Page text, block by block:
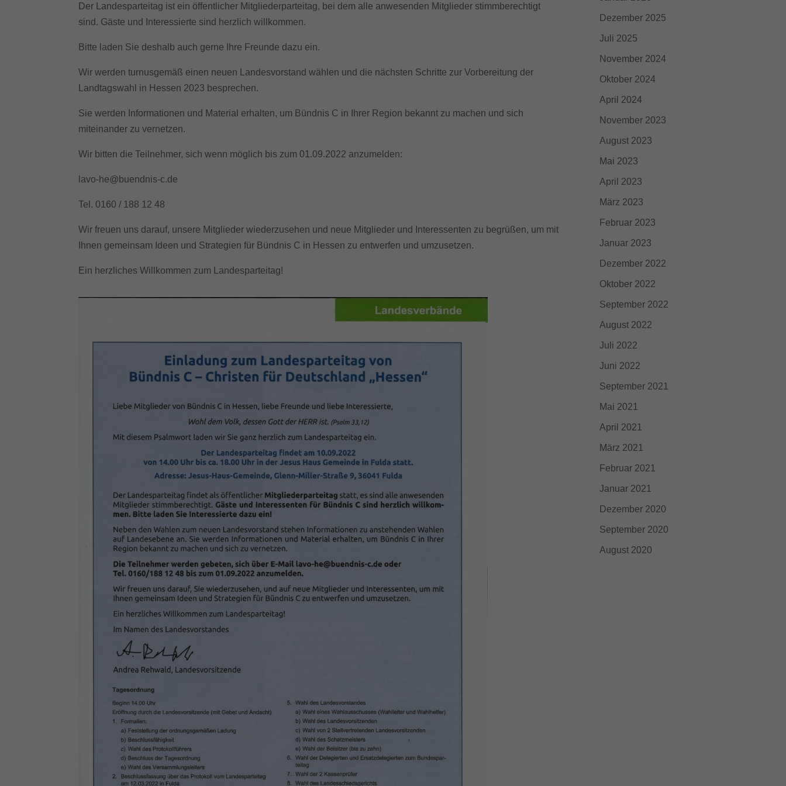
Der Landesparteitag ist ein öffentlicher Mitgliederparteitag, bei dem alle anwesenden Mitglieder stimmberechtigt
sind. Gäste und Interessierte sind herzlich willkommen.
Bitte laden Sie deshalb auch gerne Ihre Freunde dazu ein.
Wir werden turnusgemäß einen neuen Landesvorstand wählen und die nächsten Schritte zur Vorbereitung der
Landtagswahl in Hessen 2023 besprechen.
Sie werden Informationen und Material erhalten, um Bündnis C in Ihrer Region bekannt zu machen und sich
miteinander zu vernetzen.
Wir bitten die Teilnehmer, sich wenn möglich bis zum 01.09.2022 anzumelden:
lavo-he@buendnis-c.de
Tel. 0160 / 188 12 48
Wir freuen uns darauf, unsere Mitglieder wiederzusehen und neue Mitglieder und Interessenten zu begrüßen, um mit
Ihnen gemeinsam Ideen und Strategien für Bündnis C in Hessen zu entwerfen und umzusetzen.
Ein herzliches Willkommen zum Landesparteitag!
Dezember 2025
Juli 2025
November 2024
Oktober 2024
April 2024
November 2023
August 2023
Mai 2023
April 2023
März 2023
Februar 2023
Januar 2023
Dezember 2022
Oktober 2022
September 2022
August 2022
Juli 2022
Juni 2022
September 2021
Mai 2021
April 2021
März 2021
Februar 2021
Januar 2021
Dezember 2020
September 2020
August 2020
Essenzielle Cookies ermöglichen grundlegende Funktionen und sind für die einwandfreie
Funktion der Website erforderlich.
Externe Medien (7)
Inhalte von Videoplattformen und Social-Media-Plattformen werden standardmäßig blockiert.
keiner manuellen Einwilligung mehr.
Cookie-Informationen anzeigen